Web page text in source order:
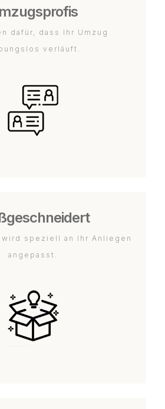
dafür, dass Ihr Umzug
verläuft.
speziell an Ihr Anliegen
angepasst.